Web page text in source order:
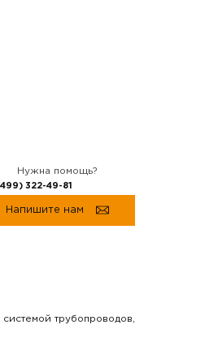
Нужна помощь?
322-49-81
Напишите нам
трубопроводов,